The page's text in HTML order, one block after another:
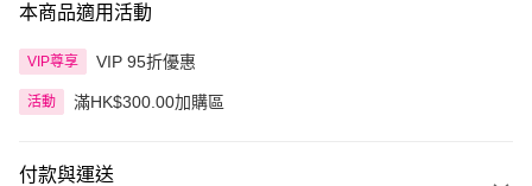
本商品適用活動
VIP尊享 VIP 95折優惠
活動 滿HK$300.00加購區
付款與運送